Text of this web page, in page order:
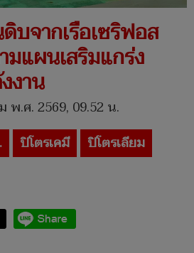
บจากเรือเซริฟอส
แผนเสริมแกร่ง
งาน
พ.ศ. 2569, 09.52 น.
ปิโตรเคมี
ปิโตรเลียม